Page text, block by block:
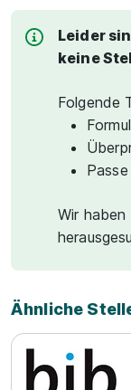
Leider
keine
Folgende
Wir
Ähnliche